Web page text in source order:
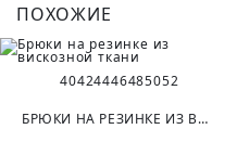
ПОХОЖИЕ
40424446485052
БРЮКИ НА РЕЗИНКЕ ИЗ ВИСКОЗНОЙ ТКАНИ